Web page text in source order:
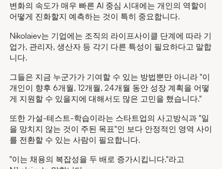
변화의 속도가 매우 빠른 AI 중심 시대에는 개인의 역할이
어떻게 진화할지 예측하는 것이 특히 중요합니다.
Nikolaiev는 기업에는 조직의 라이프사이클 단계에 따라 기
업가, 관리자, 생산자 등 각기 다른 특성이 필요하다고 말합
니다.
그들은 지금 누군가가 기여할 수 있는 방법뿐만 아니라 "이
개인이 향후 6개월, 12개월, 24개월 동안 성장 계획을 어떻
게 지원할 수 있을지에 대해서도 많은 고민을 했습니다."
또한 가설-테스트-학습이라는 스타트업의 사고방식과 "일
을 망치지 않는 것이 주된 목표"인 보다 안정적인 영역 사이
를 전환할 수 있는 사람이 필요합니다.
"이는 채용의 복잡성을 두 배로 증가시킵니다."라고